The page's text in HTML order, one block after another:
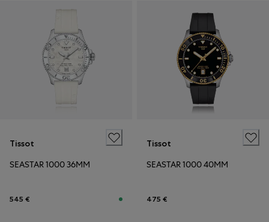
Tissot
SEASTAR 1000 36MM
545 €
Tissot
SEASTAR 1000 40MM
475 €